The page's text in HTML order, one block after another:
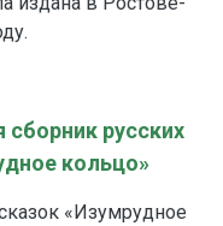
сборник русских
кольцо»
«Изумрудное